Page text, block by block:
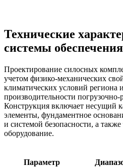
Технические
системы
Проектирование силосных
учетом физико-механических
климатических условий региона
производительности
Конструкция включает несущий
элементы, фундаментное
и системой безопасности, а также
оборудование.
Параметр